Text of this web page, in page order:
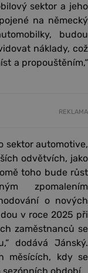
sektor a jeho
na německý
budou
náklady, což
a propouštěním,“
REKLAMA
sektor automotive,
odvětvích, jako
toho bude růst
zpomalením
o nových
v roce 2025 při
zaměstnanců se
dodává Jánský.
měsících, kdy se